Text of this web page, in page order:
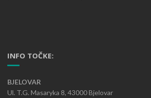
INFO TOČKE:
BJELOVAR
Ul. T.G. Masaryka 8, 43000 Bjelovar